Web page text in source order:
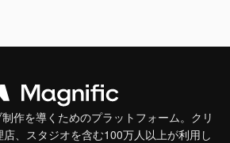
作を導くためのプラットフォーム。クリ
、スタジオを含む100万人以上が利用し